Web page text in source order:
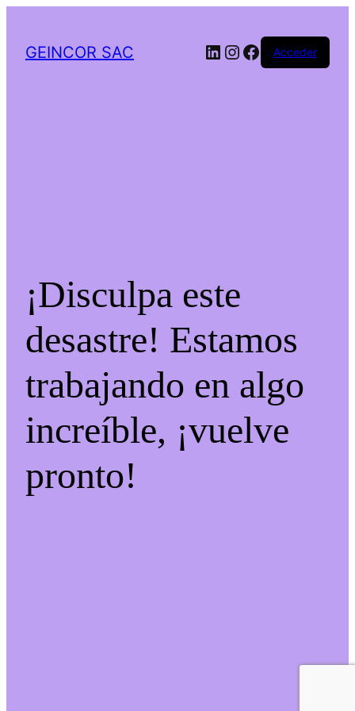
GEINCOR SAC LinkedIn
Instagram
Facebook
Acceder
¡Disculpa este
desastre! Estamos
trabajando en algo
increíble, ¡vuelve
pronto!